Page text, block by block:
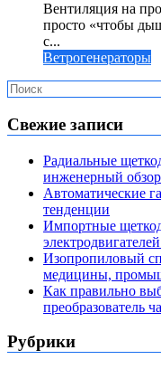
Вентиляция на
просто «чтобы
с...
Ветрогенераторы
Свежие записи
Радиальные
инженерный
Автоматические
тенденции
Импортные
Изопропиловый
медицины,
Как правильно
преобразователь
Рубрики